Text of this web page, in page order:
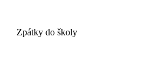
Zpátky do školy